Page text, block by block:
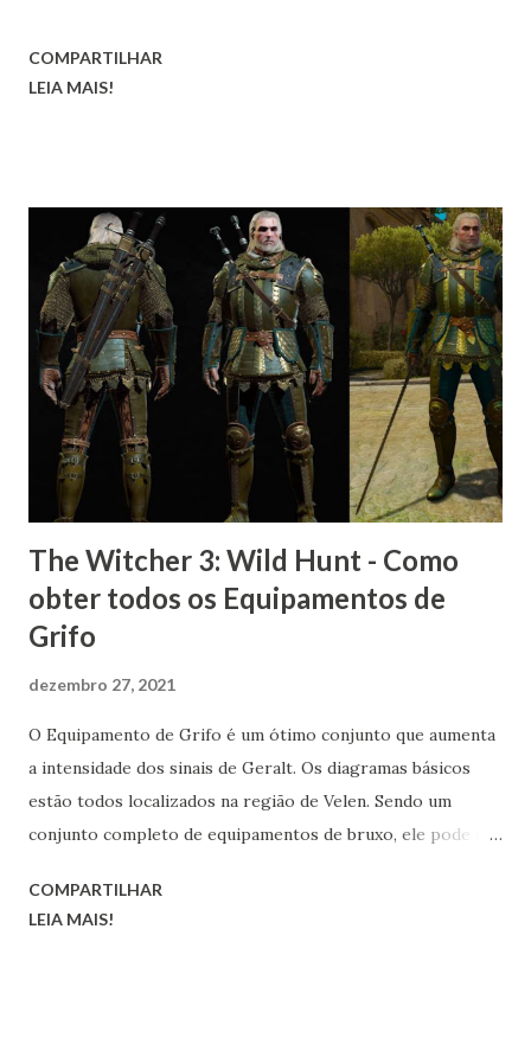
COMPARTILHAR
LEIA MAIS!
The Witcher 3: Wild Hunt - Como
obter todos os Equipamentos de
Grifo
dezembro 27, 2021
O Equipamento de Grifo é um ótimo conjunto que aumenta
a intensidade dos sinais de Geralt. Os diagramas básicos
estão todos localizados na região de Velen. Sendo um
conjunto completo de equipamentos de bruxo, ele pode ser
e grão-mestre.
COMPARTILHAR
LEIA MAIS!